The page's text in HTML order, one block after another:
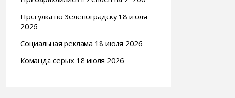
Прогулка по Зеленоградску 18 июля
2026
Социальная реклама 18 июля 2026
Команда серых 18 июля 2026